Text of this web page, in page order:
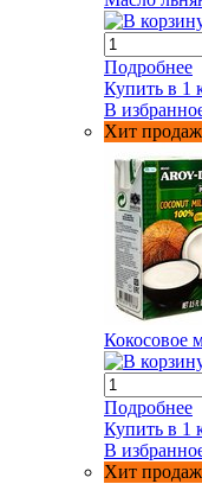
Подробнее
Купить в 1
В
Хит продаж
Кокосовое
Подробнее
Купить в 1
В
Хит продаж